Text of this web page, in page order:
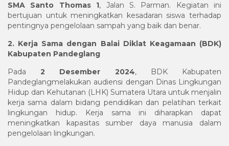
SMA Santo Thomas 1, Jalan S. Parman. Kegiatan ini
bertujuan untuk meningkatkan kesadaran siswa terhadap
pentingnya pengelolaan sampah yang baik dan benar.
2. Kerja Sama dengan Balai Diklat Keagamaan (BDK)
Kabupaten Pandeglang
Pada2 Desember 2024, BDK Kabupaten
Pandeglangmelakukan audiensi dengan Dinas Lingkungan
Hidup dan Kehutanan (LHK) Sumatera Utara untuk menjalin
kerja sama dalam bidang pendidikan dan pelatihan terkait
lingkungan hidup. Kerja sama ini diharapkan dapat
meningkatkan kapasitas sumber daya manusia dalam
pengelolaan lingkungan.